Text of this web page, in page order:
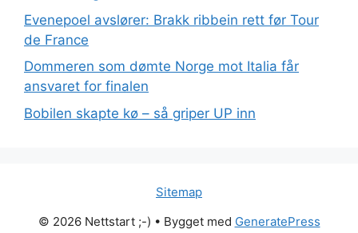
Evenepoel avslører: Brakk ribbein rett før Tour
de France
Dommeren som dømte Norge mot Italia får
ansvaret for finalen
Bobilen skapte kø – så griper UP inn
Sitemap
© 2026 Nettstart ;-) • Bygget med GeneratePress